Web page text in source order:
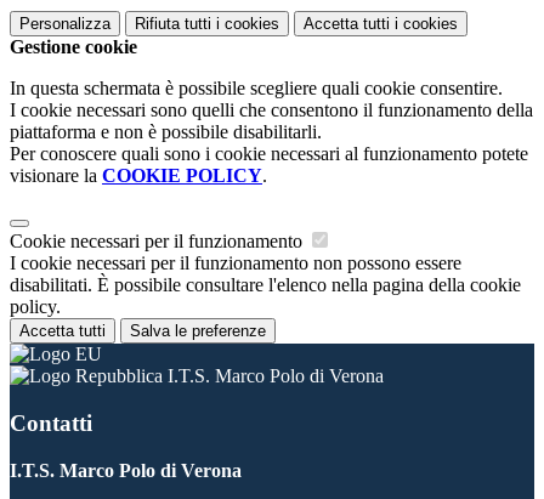
Personalizza Rifiuta tutti i cookies Accetta tutti i cookies
Gestione cookie
In questa schermata è possibile scegliere quali cookie consentire.
I cookie necessari sono quelli che consentono il funzionamento della
piattaforma e non è possibile disabilitarli.
Per conoscere quali sono i cookie necessari al funzionamento potete
visionare la COOKIE POLICY.
Cookie necessari per il funzionamento
I cookie necessari per il funzionamento non possono essere
disabilitati. È possibile consultare l'elenco nella pagina della cookie
policy.
Accetta tutti Salva le preferenze
I.T.S. Marco Polo di Verona
Contatti
I.T.S. Marco Polo di Verona